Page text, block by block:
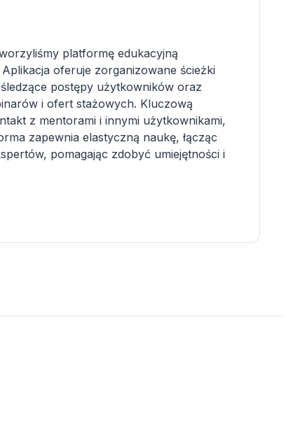
platformę edukacyjną
oferuje zorganizowane ścieżki
postępy użytkowników oraz
i ofert stażowych. Kluczową
z mentorami i innymi użytkownikami,
zapewnia elastyczną naukę, łącząc
pomagając zdobyć umiejętności i